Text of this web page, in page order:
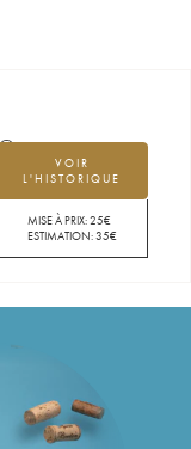
VOIR
L'HISTORIQUE
MISE À PRIX:25€
ESTIMATION:35€